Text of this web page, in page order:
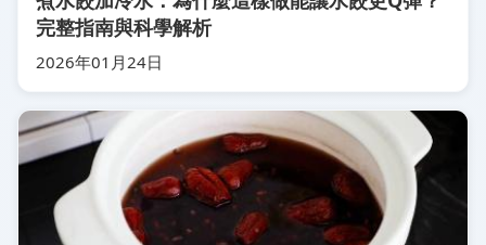
完整指南與科學解析
2026年01月24日